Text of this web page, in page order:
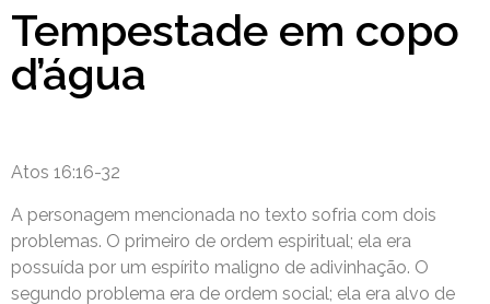
Tempestade em copo
d’água
Atos 16:16-32
A personagem mencionada no texto sofria com dois
problemas. O primeiro de ordem espiritual; ela era
possuída por um espírito maligno de adivinhação. O
segundo problema era de ordem social; ela era alvo de